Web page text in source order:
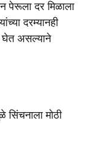
पेरूला दर मिळाला
दरम्यानही
घेत असल्याने
सिंचनाला मोठी